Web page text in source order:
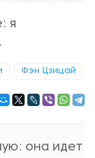
я
Фэн Цзицай
она идет